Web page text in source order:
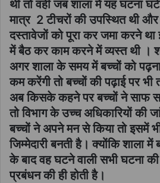
थी तो वही जब शाला में यह घटना
मात्र 2 टीचरों की उपस्थित थी और
दस्तावेजों को पूरा कर जमा करने था
में बैठ कर काम करने में व्यस्त थी ।
अगर शाला के समय में बच्चों को
कम करेंगी तो बच्चों की पढ़ाई पर भी
अब किसके कहने पर बच्चों ने साफ
तो विभाग के उच्च अधिकारियों की
बच्चों ने अपने मन से किया तो इसमें
जिम्मेदारी बनती है। क्योंकि शाला
के बाद वह घटने वाली सभी घटना की
प्रबंधन की ही होती है।